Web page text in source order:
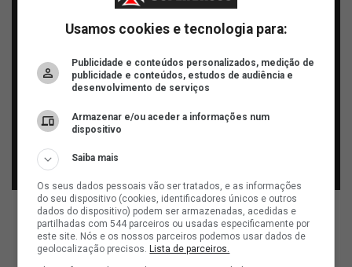
ad
Usamos cookies e tecnologia para:
Publicidade e conteúdos personalizados, medição de
publicidade e conteúdos, estudos de audiência e
desenvolvimento de serviços
Armazenar e/ou aceder a informações num
dispositivo
Saiba mais
Os seus dados pessoais vão ser tratados, e as informações
do seu dispositivo (cookies, identificadores únicos e outros
dados do dispositivo) podem ser armazenadas, acedidas e
partilhadas com 544 parceiros ou usadas especificamente por
este site. Nós e os nossos parceiros podemos usar dados de
geolocalização precisos.Lista de parceiros.